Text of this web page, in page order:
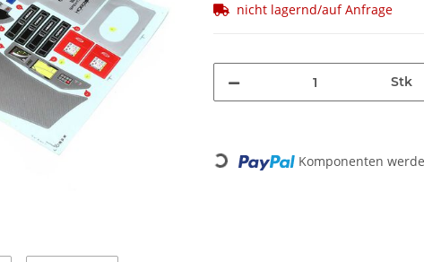
nicht lagernd/auf Anfrage
Stk
Loading... Komponenten